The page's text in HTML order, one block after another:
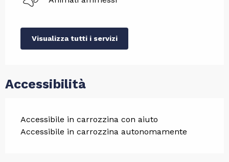
Visualizza tutti i servizi
Accessibilità
Accessibile in carrozzina con aiuto
Accessibile in carrozzina autonomamente